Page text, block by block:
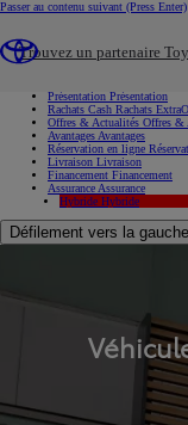
Passer au contenu suivant (Press Enter)
Trouvez un partenaire
Présentation Présentation
Rachats Cash Rachats
Offres & Actualités Offres &
Avantages Avantages
Réservation en ligne
Livraison Livraison
Financement Financement
Assurance Assurance
Hybride Hybride
Défilement vers la gauche